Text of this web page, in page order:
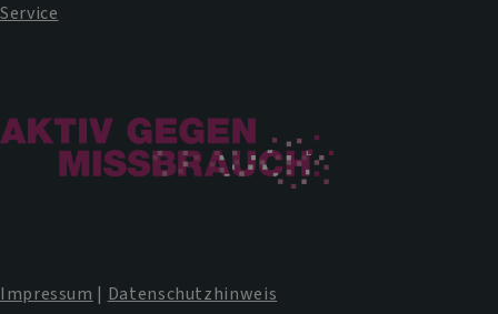
Service
Impressum | Datenschutzhinweis